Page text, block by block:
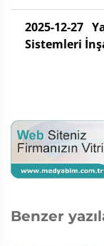
2025-12-27
Sistemleri
Benzer